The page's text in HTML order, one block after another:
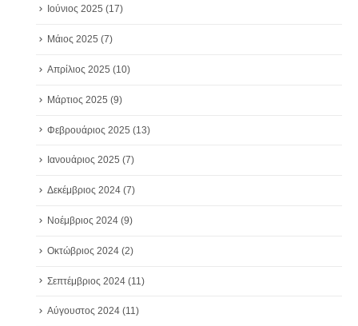
Ιούνιος 2025 (17)
Μάιος 2025 (7)
Απρίλιος 2025 (10)
Μάρτιος 2025 (9)
Φεβρουάριος 2025 (13)
Ιανουάριος 2025 (7)
Δεκέμβριος 2024 (7)
Νοέμβριος 2024 (9)
Οκτώβριος 2024 (2)
Σεπτέμβριος 2024 (11)
Αύγουστος 2024 (11)